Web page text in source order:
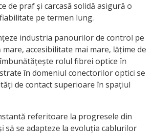
de praf și carcasă solidă asigură o
pe termen lung.
industria panourilor de control pe
accesibilitate mai mare, lățime de
rolul fibrei optice în
în domeniul conectorilor optici se
de contact superioare în spațiul
referitoare la progresele din
se adapteze la evoluția cablurilor